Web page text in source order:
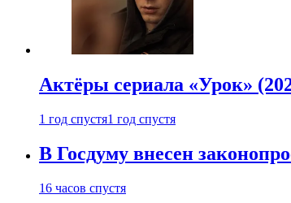
Актёры сериала «Урок»
1 год спустя1 год спустя
В Госдуму внесен
16 часов спустя